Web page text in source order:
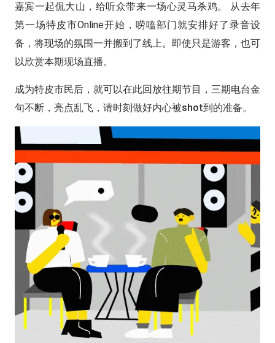
嘉宾一起侃大山，给听众带来一场心灵马杀鸡。 从去年
第一场特皮市Online开始，唠嗑部门就安排好了录音设
备，将现场的氛围一并搬到了线上。即使只是游客，也可
以欣赏本期现场直播。
成为特皮市民后，就可以在此回放往期节目，三期电台金
句不断，亮点乱飞，请时刻做好内心被shot到的准备。